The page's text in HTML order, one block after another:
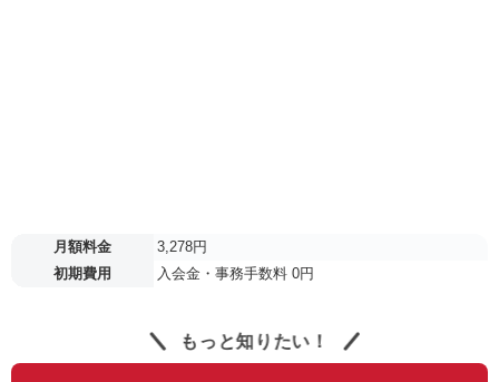
月額料金
3,278円
初期費用
入会金・事務手数料 0円
もっと知りたい！